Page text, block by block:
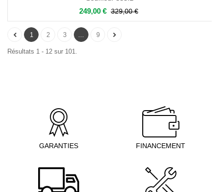
249,00 € 329,00 €
1 2 3 ... 9
Résultats 1 - 12 sur 101.
GARANTIES FINANCEMENT